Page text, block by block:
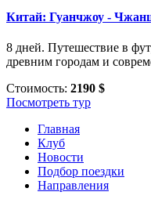
Китай: Гуанчжоу -
8 дней. Путешествие в
древним городам и
Стоимость: 2190 $
Посмотреть тур
Главная
Клуб
Новости
Подбор поездки
Направления